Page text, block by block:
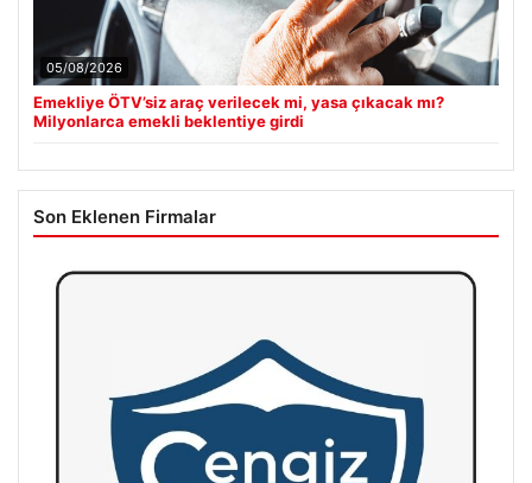
05/08/2026
Emekliye ÖTV’siz araç verilecek mi, yasa çıkacak mı?
Milyonlarca emekli beklentiye girdi
Son Eklenen Firmalar